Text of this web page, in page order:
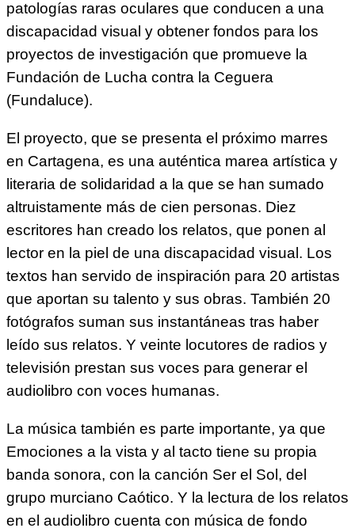
patologías raras oculares que conducen a una
discapacidad visual y obtener fondos para los
proyectos de investigación que promueve la
Fundación de Lucha contra la Ceguera
(Fundaluce).
El proyecto, que se presenta el próximo marres
en Cartagena, es una auténtica marea artística y
literaria de solidaridad a la que se han sumado
altruistamente más de cien personas. Diez
escritores han creado los relatos, que ponen al
lector en la piel de una discapacidad visual. Los
textos han servido de inspiración para 20 artistas
que aportan su talento y sus obras. También 20
fotógrafos suman sus instantáneas tras haber
leído sus relatos. Y veinte locutores de radios y
televisión prestan sus voces para generar el
audiolibro con voces humanas.
La música también es parte importante, ya que
Emociones a la vista y al tacto tiene su propia
banda sonora, con la canción Ser el Sol, del
grupo murciano Caótico. Y la lectura de los relatos
en el audiolibro cuenta con música de fondo